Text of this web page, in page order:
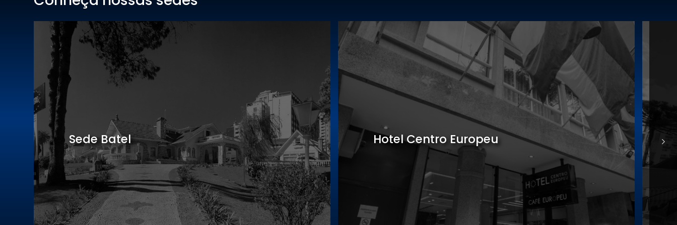
Hotel Centro Europeu Sede Gastronomia